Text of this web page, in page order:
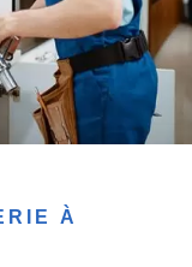
À